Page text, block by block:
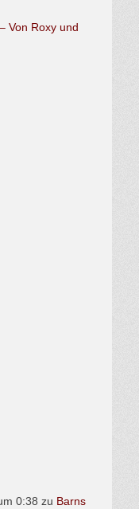
Von Roxy und
0:38 zu Barns